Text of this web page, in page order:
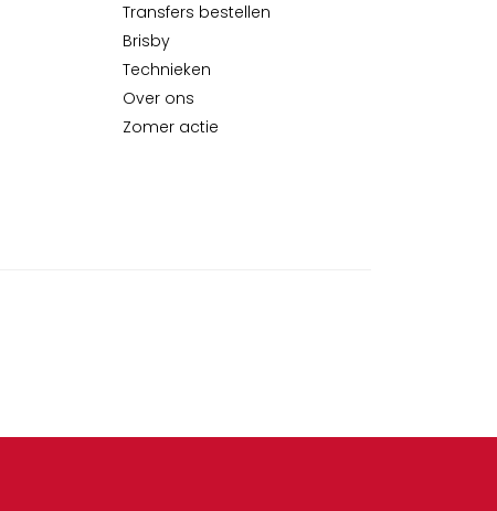
Transfers bestellen
Brisby
Technieken
Over ons
Zomer actie